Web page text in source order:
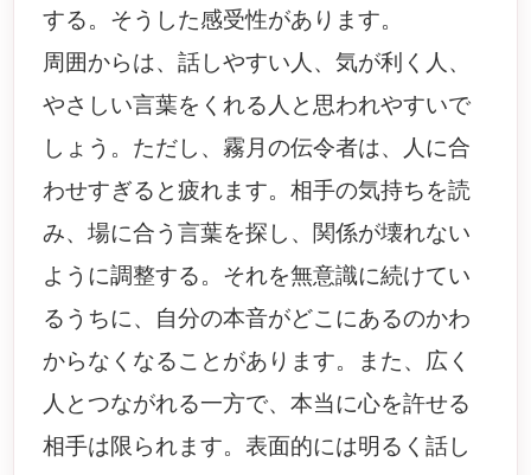
する。そうした感受性があります。
周囲からは、話しやすい人、気が利く人、
やさしい言葉をくれる人と思われやすいで
しょう。ただし、霧月の伝令者は、人に合
わせすぎると疲れます。相手の気持ちを読
み、場に合う言葉を探し、関係が壊れない
ように調整する。それを無意識に続けてい
るうちに、自分の本音がどこにあるのかわ
からなくなることがあります。また、広く
人とつながれる一方で、本当に心を許せる
相手は限られます。表面的には明るく話し